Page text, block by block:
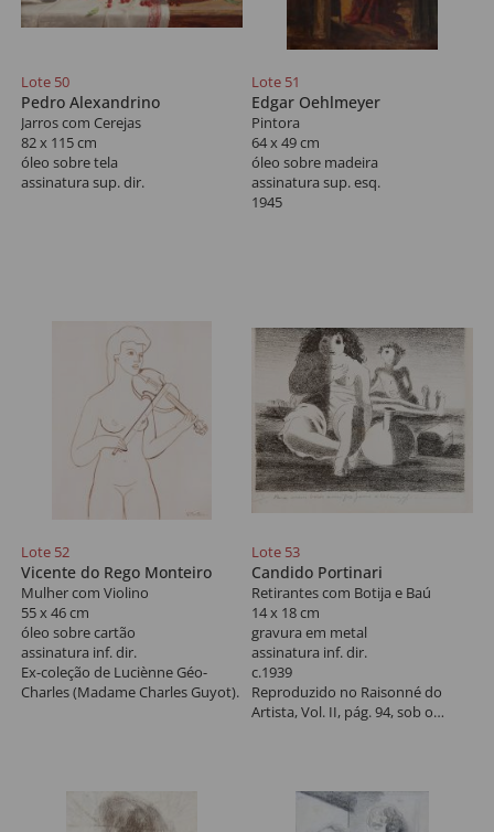
Lote 50
Pedro Alexandrino
Jarros com Cerejas
82 x 115 cm
óleo sobre tela
assinatura sup. dir.
Lote 51
Edgar Oehlmeyer
Pintora
64 x 49 cm
óleo sobre madeira
assinatura sup. esq.
1945
Lote 52
Vicente do Rego Monteiro
Mulher com Violino
55 x 46 cm
óleo sobre cartão
assinatura inf. dir.
Ex-coleção de Luciènne Géo-
Charles (Madame Charles Guyot).
Lote 53
Candido Portinari
Retirantes com Botija e Baú
14 x 18 cm
gravura em metal
assinatura inf. dir.
c.1939
Reproduzido no Raisonné do
Artista, Vol. II, pág. 94, sob o